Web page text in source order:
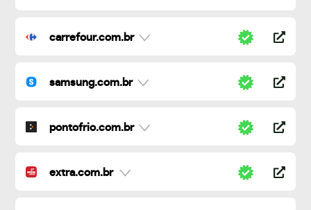
carrefour.com.br
samsung.com.br
pontofrio.com.br
extra.com.br